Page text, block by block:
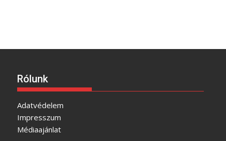
Rólunk
Adatvédelem
Impresszum
Médiaajánlat